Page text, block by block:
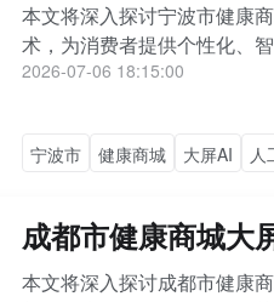
本文将深入探讨宁波市健康
术，为消费者提供个性化、
2026-07-06 18:15:00
宁波市 健康商城 大屏AI 人
成都市健康商城大
本文将深入探讨成都市健康